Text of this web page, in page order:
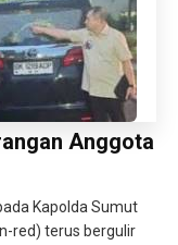
Anggota
Kapolda Sumut
red) terus bergulir